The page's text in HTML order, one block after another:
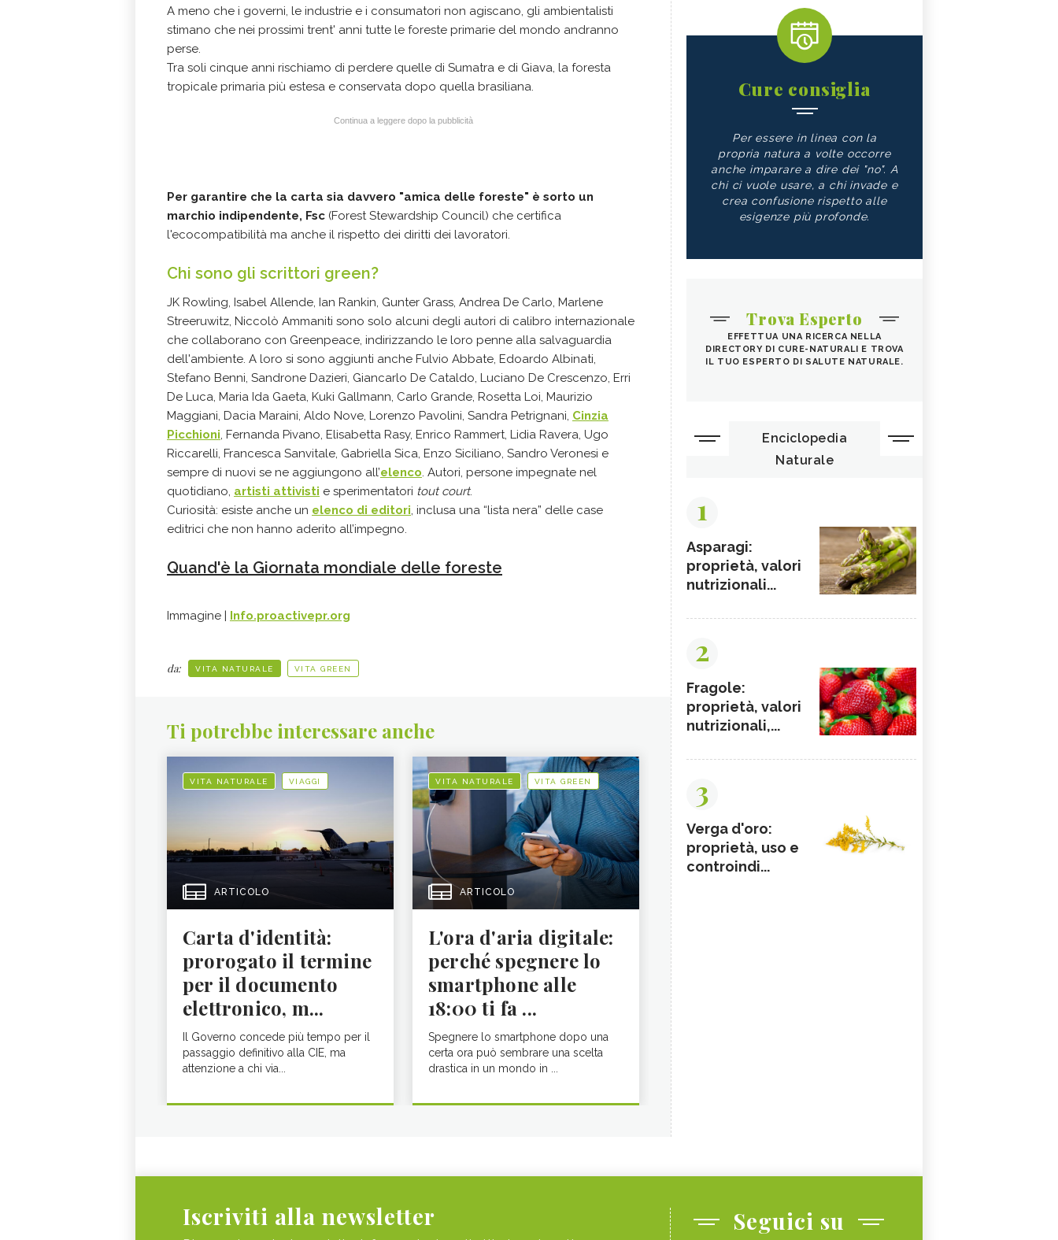
A meno che i governi, le industrie e i consumatori non agiscano, gli ambientalisti
stimano che nei prossimi trent' anni tutte le foreste primarie del mondo andranno
perse.
Tra soli cinque anni rischiamo di perdere quelle di Sumatra e di Giava, la foresta
tropicale primaria più estesa e conservata dopo quella brasiliana.
Continua a leggere dopo la pubblicità
Per garantire che la carta sia davvero "amica delle foreste" è sorto un
marchio indipendente, Fsc (Forest Stewardship Council) che certifica
l'ecocompatibilità ma anche il rispetto dei diritti dei lavoratori.
Chi sono gli scrittori green?
JK Rowling, Isabel Allende, Ian Rankin, Gunter Grass, Andrea De Carlo, Marlene
Streeruwitz, Niccolò Ammaniti sono solo alcuni degli autori di calibro internazionale
che collaborano con Greenpeace, indirizzando le loro penne alla salvaguardia
dell'ambiente. A loro si sono aggiunti anche Fulvio Abbate, Edoardo Albinati,
Stefano Benni, Sandrone Dazieri, Giancarlo De Cataldo, Luciano De Crescenzo, Erri
De Luca, Maria Ida Gaeta, Kuki Gallmann, Carlo Grande, Rosetta Loi, Maurizio
Maggiani, Dacia Maraini, Aldo Nove, Lorenzo Pavolini, Sandra Petrignani, Cinzia
Picchioni, Fernanda Pivano, Elisabetta Rasy, Enrico Rammert, Lidia Ravera, Ugo
Riccarelli, Francesca Sanvitale, Gabriella Sica, Enzo Siciliano, Sandro Veronesi e
sempre di nuovi se ne aggiungono all’elenco. Autori, persone impegnate nel
quotidiano, artisti attivisti e sperimentatori tout court.
Curiosità: esiste anche un elenco di editori, inclusa una “lista nera” delle case
editrici che non hanno aderito all’impegno.
Quand'è la Giornata mondiale delle foreste
Immagine | Info.proactivepr.org
da: VITA NATURALE VITA GREEN
Ti potrebbe interessare anche
VITA NATURALE VIAGGI
ARTICOLO
Carta d'identità:
prorogato il termine
per il documento
elettronico, m...
Il Governo concede più tempo per il
passaggio definitivo alla CIE, ma
attenzione a chi via...
VITA NATURALE VITA GREEN
ARTICOLO
L'ora d'aria digitale:
perché spegnere lo
smartphone alle
18:00 ti fa ...
Spegnere lo smartphone dopo una
certa ora può sembrare una scelta
drastica in un mondo in ...
Cure consiglia
Per essere in linea con la
propria natura a volte occorre
anche imparare a dire dei "no". A
chi ci vuole usare, a chi invade e
crea confusione rispetto alle
esigenze più profonde.
Trova Esperto
EFFETTUA UNA RICERCA NELLA
DIRECTORY DI CURE-NATURALI E TROVA
IL TUO ESPERTO DI SALUTE NATURALE.
Enciclopedia
Naturale
1
Asparagi:
proprietà, valori
nutrizionali...
2
Fragole:
proprietà, valori
nutrizionali,...
3
Verga d'oro:
proprietà, uso e
controindi...
Iscriviti alla newsletter Seguici su